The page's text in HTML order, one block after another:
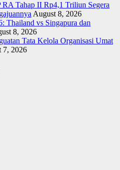
Tahap II Rp4,1 Triliun Segera
August 8, 2026
Thailand vs Singapura dan
8, 2026
Tata Kelola Organisasi Umat
7, 2026